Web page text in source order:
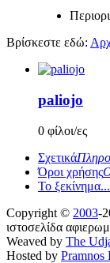
Βρίσκεστε εδώ:
paliojo
0 φίλοι/ες
Σχετικά
Όροι χρήσης
Το ξεκίνημα...
Copyright © 2003-
ιστοσελίδα
Weaved by The
Hosted by Pramnos